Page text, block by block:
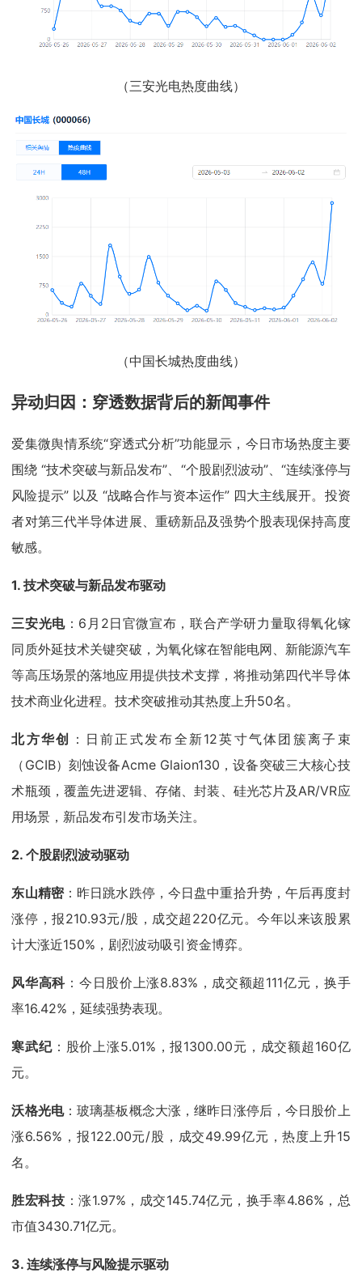
（三安光电热度曲线）
（中国长城热度曲线）
异动归因：穿透数据背后的新闻事件
爱集微舆情系统“穿透式分析”功能显示，今日市场热度主要
围绕 “技术突破与新品发布”、“个股剧烈波动”、“连续涨停与
风险提示” 以及 “战略合作与资本运作” 四大主线展开。投资
者对第三代半导体进展、重磅新品及强势个股表现保持高度
敏感。
1. 技术突破与新品发布驱动
三安光电：6月2日官微宣布，联合产学研力量取得氧化镓
同质外延技术关键突破，为氧化镓在智能电网、新能源汽车
等高压场景的落地应用提供技术支撑，将推动第四代半导体
技术商业化进程。技术突破推动其热度上升50名。
北方华创 ：日前正式发布全新12英寸气体团簇离子束
（GCIB）刻蚀设备Acme Glaion130，设备突破三大核心技
术瓶颈，覆盖先进逻辑、存储、封装、硅光芯片及AR/VR应
用场景，新品发布引发市场关注。
2. 个股剧烈波动驱动
东山精密：昨日跳水跌停，今日盘中重拾升势，午后再度封
涨停，报210.93元/股，成交超220亿元。今年以来该股累
计大涨近150%，剧烈波动吸引资金博弈。
风华高科 ：今日股价上涨8.83%，成交额超111亿元，换手
率16.42%，延续强势表现。
寒武纪：股价上涨5.01%，报1300.00元，成交额超160亿
元。
沃格光电：玻璃基板概念大涨，继昨日涨停后，今日股价上
涨6.56%，报122.00元/股，成交49.99亿元，热度上升15
名。
胜宏科技 ：涨1.97%，成交145.74亿元，换手率4.86%，总
市值3430.71亿元。
3. 连续涨停与风险提示驱动